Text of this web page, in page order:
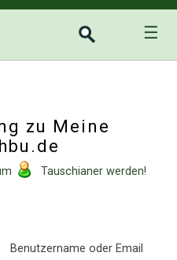
☰
zu Meine
Tauschianer werden!
Benutzername oder Email